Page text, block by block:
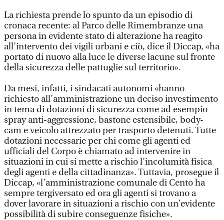
La richiesta prende lo spunto da un episodio di
cronaca recente: al Parco delle Rimembranze una
persona in evidente stato di alterazione ha reagito
all’intervento dei vigili urbani e ciò, dice il Diccap, «ha
portato di nuovo alla luce le diverse lacune sul fronte
della sicurezza delle pattuglie sul territorio».
Da mesi, infatti, i sindacati autonomi «hanno
richiesto all’amministrazione un deciso investimento
in tema di dotazioni di sicurezza come ad esempio
spray anti-aggressione, bastone estensibile, body-
cam e veicolo attrezzato per trasporto detenuti. Tutte
dotazioni necessarie per chi come gli agenti ed
ufficiali del Corpo è chiamato ad intervenire in
situazioni in cui si mette a rischio l’incolumità fisica
degli agenti e della cittadinanza». Tuttavia, prosegue il
Diccap, «l’amministrazione comunale di Cento ha
sempre tergiversato ed ora gli agenti si trovano a
dover lavorare in situazioni a rischio con un’evidente
possibilità di subire conseguenze fisiche».